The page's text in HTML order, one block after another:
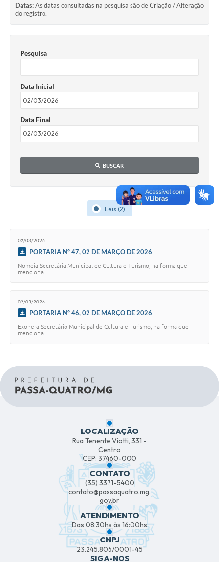
Datas:As datas consultadas na pesquisa são de Criação / Alteração
do registro.
Pesquisa
Data Inicial
Data Final
BUSCAR
Leis (2)
02/03/2026
PORTARIA Nº 47, 02 DE MARÇO DE 2026
Nomeia Secretária Municipal de Cultura e Turismo, na forma que
menciona.
02/03/2026
PORTARIA Nº 46, 02 DE MARÇO DE 2026
Exonera Secretário Municipal de Cultura e Turismo, na forma que
menciona.
LOCALIZAÇÃO
Rua Tenente Viotti, 331 -
Centro
CEP: 37460-000
CONTATO
(35) 3371-5400
contato@passaquatro.mg.
gov.br
ATENDIMENTO
Das 08:30hs às 16:00hs
CNPJ
23.245.806/0001-45
SIGA-NOS